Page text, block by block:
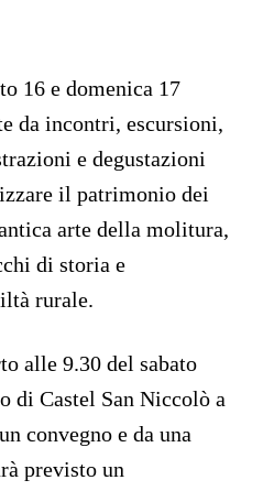
16 e domenica 17
da incontri, escursioni,
e degustazioni
il patrimonio dei
arte della molitura,
di storia e
rurale.
alle 9.30 del sabato
di Castel San Niccolò a
convegno e da una
previsto un